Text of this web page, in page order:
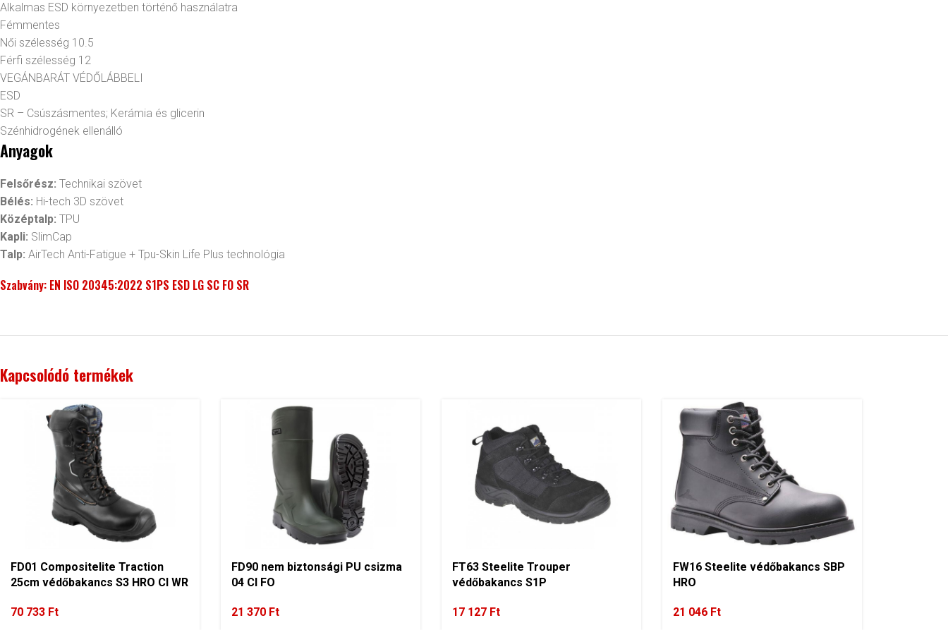
Alkalmas ESD környezetben történő használatra
Fémmentes
Női szélesség 10.5
Férfi szélesség 12
VEGÁNBARÁT VÉDŐLÁBBELI
ESD
SR – Csúszásmentes; Kerámia és glicerin
Szénhidrogének ellenálló
Anyagok
Felsőrész: Technikai szövet
Bélés: Hi-tech 3D szövet
Középtalp: TPU
Kapli: SlimCap
Talp: AirTech Anti-Fatigue + Tpu-Skin Life Plus technológia
Szabvány: EN ISO 20345:2022 S1PS ESD LG SC FO SR
Kapcsolódó termékek
FD01 Compositelite Traction
25cm védőbakancs S3 HRO CI WR
70 733 Ft
FD90 nem biztonsági PU csizma
04 CI FO
21 370 Ft
FT63 Steelite Trouper
védőbakancs S1P
17 127 Ft
FW16 Steelite védőbakancs SBP
HRO
21 046 Ft